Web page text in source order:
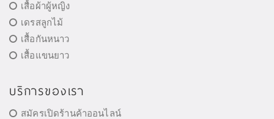
เสื้อผ้าผู้หญิง
เดรสลูกไม้
เสื้อกันหนาว
เสื้อแขนยาว
บริการของเรา
สมัครเปิดร้านค้าออนไลน์